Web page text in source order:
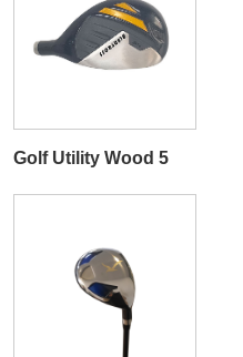
Golf Utility Wood 5